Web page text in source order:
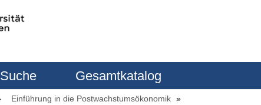
Suche Gesamtkatalog
Einführung in die Postwachstumsökonomik